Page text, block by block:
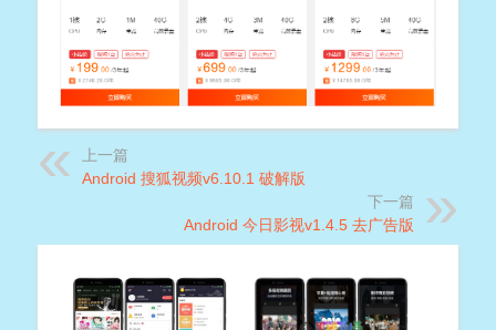
上一篇
Android 搜狐视频v6.10.1 破解版
下一篇
Android 今日影视v1.4.5 去广告版